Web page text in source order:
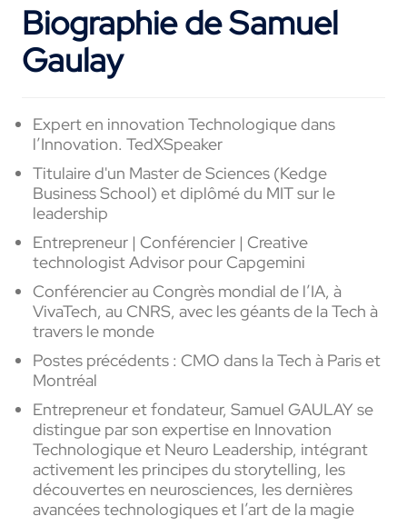
Biographie de Samuel
Gaulay
Experten innovation Technologiquedans
l’Innovation. TedXSpeaker
Titulaire d'un Master de Sciences (Kedge
Business School) et diplômédu MIT sur le
leadership
Entrepreneur | Conférencier | Creative
technologist Advisor pour Capgemini
Conférencierau Congrès mondial de l’IA, à
VivaTech, au CNRS, avec lesgéantsde la Tech à
travers le monde
Postes précédents : CMO dans la Tech à Paris et
Montréal
Entrepreneur etfondateur, Samuel GAULAY se
distingue par son expertiseen Innovation
Technologiqueet Neuro Leadership, intégrant
activement les principesdu storytelling, les
découvertesen neurosciences, lesdernières
avancéestechnologiqueset l’artde la magie